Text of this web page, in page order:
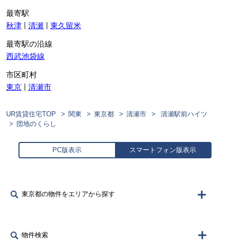
最寄駅
秋津
清瀬 東久留米
最寄駅の沿線
西武池袋線
市区町村
東京
清瀬市
UR賃貸住宅TOP 関東 東京都 清瀬市
清瀬駅前ハイツ
団地のくらし
PC版表示 スマートフォン版表示
東京都の物件をエリアから探す
物件検索